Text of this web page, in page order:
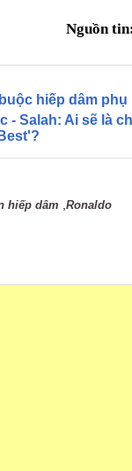
Nguồn
hiếp dâm phụ
- Salah: Ai sẽ là
hiếp dâm ,Ronaldo